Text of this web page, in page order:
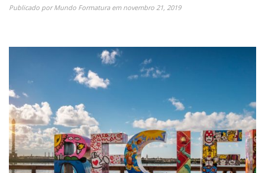
Publicado porMundo Formaturaem novembro 21, 2019